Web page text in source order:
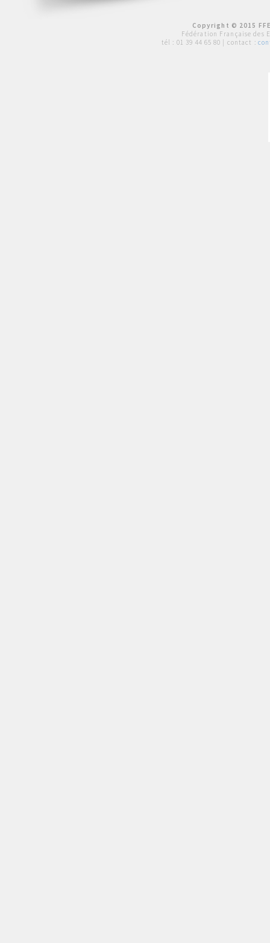
Copyright © 2015
Fédération Française des
tél : 01 39 44 65 80 | contact :